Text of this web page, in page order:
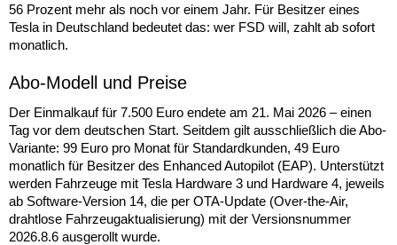
56 Prozent mehr als noch vor einem Jahr. Für Besitzer eines
Tesla in Deutschland bedeutet das: wer FSD will, zahlt ab sofort
monatlich.
Abo-Modell und Preise
Der Einmalkauf für 7.500 Euro endete am 21. Mai 2026 – einen
Tag vor dem deutschen Start. Seitdem gilt ausschließlich die Abo-
Variante: 99 Euro pro Monat für Standardkunden, 49 Euro
monatlich für Besitzer des Enhanced Autopilot (EAP). Unterstützt
werden Fahrzeuge mit Tesla Hardware 3 und Hardware 4, jeweils
ab Software-Version 14, die per OTA-Update (Over-the-Air,
drahtlose Fahrzeugaktualisierung) mit der Versionsnummer
2026.8.6 ausgerollt wurde.